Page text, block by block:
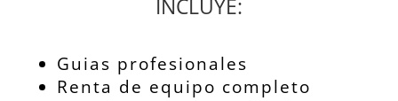
INCLUYE:
Guias profesionales
Renta de equipo completo